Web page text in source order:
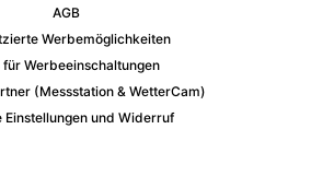
AGB
Werbemöglichkeiten
für Werbeeinschaltungen
(Messstation & WetterCam)
Einstellungen und Widerruf